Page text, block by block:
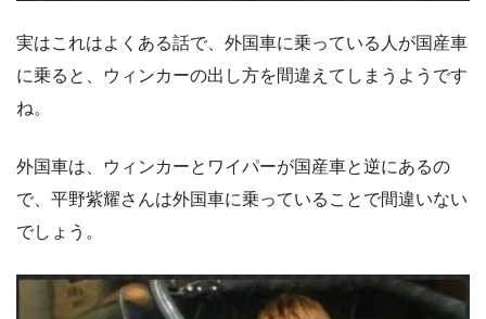
実はこれはよくある話で、外国車に乗っている人が国産車
に乗ると、ウィンカーの出し方を間違えてしまうようです
ね。
外国車は、ウィンカーとワイパーが国産車と逆にあるの
で、平野紫耀さんは外国車に乗っていることで間違いない
でしょう。